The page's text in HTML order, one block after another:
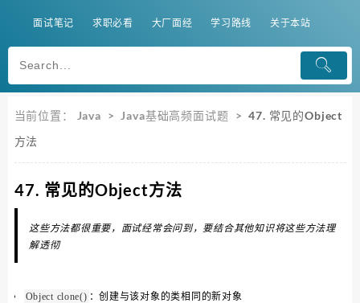
面试笔记 求职必看 大厂面经 学习路线 关于本站
当前位置： Java > Java基础高频面试题 >47. 常见的Object
方法
47. 常见的Object方法
这些方法都很重要，面试经常会问到，要结合其他知识将这些方法理
解透彻
Object clone() ：创建与该对象的类相同的新对象